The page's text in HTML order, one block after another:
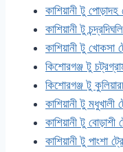
কাশিয়ানী টু
কাশিয়ানী টু
কাশিয়ানী টু খোকসা
কিশোরগঞ্জ টু
কিশোরগঞ্জ টু
কাশিয়ানী টু মধুখালী
কাশিয়ানী টু
কাশিয়ানী টু পাংশা